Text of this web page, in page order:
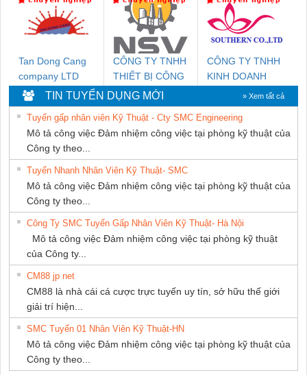
THUẬT ĐIỆN CƠ
GIA HƯNG PHÁT
Tan Dong Cang
company LTD
CÔNG TY TNHH
THIẾT BỊ CÔNG
NGHIỆP NIHON
SETSUBI VIỆT
NAM
CÔNG TY TNHH
KINH DOANH
DỊCH VỤ XNK
PHƯƠNG NAM
TIN TUYỂN DỤNG MỚI » Xem tất cả
Tuyển gấp nhân viên Kỹ Thuật - Cty SMC Engineering
Mô tả công việc Đảm nhiệm công việc tại phòng kỹ thuật của
Công ty theo...
Tuyển Nhanh Nhân Viên Kỹ Thuật- SMC
Mô tả công việc Đảm nhiệm công việc tại phòng kỹ thuật của
Công ty theo...
Công Ty SMC Tuyển Gấp Nhân Viên Kỹ Thuật- Hà Nội
Mô tả công việc Đảm nhiệm công việc tại phòng kỹ thuật
của Công ty...
CM88 jp net
CM88 là nhà cái cá cược trực tuyến uy tín, sở hữu thế giới
giải trí hiện...
SMC Tuyển 01 Nhân Viên Kỹ Thuật-HN
Mô tả công việc Đảm nhiệm công việc tại phòng kỹ thuật của
Công ty theo...